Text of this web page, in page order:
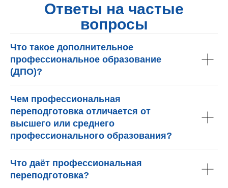
Ответы на частые
вопросы
Что такое дополнительное
профессиональное образование
(ДПО)?
Чем профессиональная
переподготовка отличается от
высшего или среднего
профессионального образования?
Что даёт профессиональная
переподготовка?